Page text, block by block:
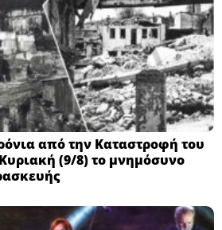
από την Καταστροφή του
(9/8) το μνημόσυνο